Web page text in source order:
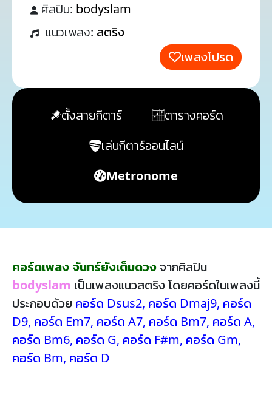
ศิลปิน: bodyslam
แนวเพลง: สตริง
เพลงโปรด
ตั้งสายกีตาร์
ตารางคอร์ด
เล่นกีตาร์ออนไลน์
Metronome
คอร์ดเพลง จันทร์ยังเต็มดวงจากศิลปิน
bodyslam เป็นเพลงแนวสตริง โดยคอร์ดในเพลงนี้
ประกอบด้วย คอร์ด Dsus2, คอร์ด Dmaj9, คอร์ด
D9, คอร์ด Em7, คอร์ด A7, คอร์ด Bm7, คอร์ด A,
คอร์ด Bm6, คอร์ด G, คอร์ด F#m, คอร์ด Gm,
คอร์ด Bm, คอร์ด D